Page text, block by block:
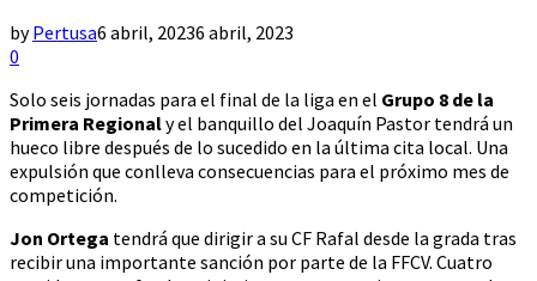
byPertusa6 abril, 20236 abril, 2023
0
Solo seis jornadas para el final de la liga en el Grupo 8 de la
Primera Regionaly el banquillo del Joaquín Pastor tendrá un
hueco libre después de lo sucedido en la última cita local. Una
expulsión que conlleva consecuencias para el próximo mes de
competición.
Jon Ortega tendrá que dirigir a su CF Rafal desde la grada tras
recibir una importante sanción por parte de la FFCV. Cuatro